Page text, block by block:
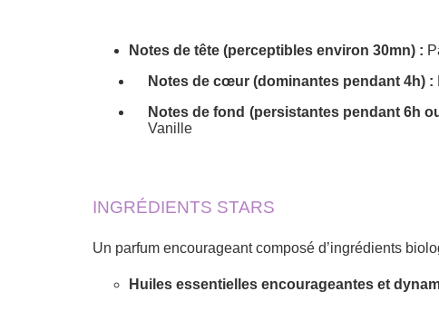
Notes de tête (perceptibles environ 30mn) :
Notes de cœur (dominantes pendant 4h) :
Notes de fond (persistantes pendant 6h
Vanille
INGRÉDIENTS STARS
Un parfum encourageant composé d’ingrédients
Huiles essentielles encourageantes et